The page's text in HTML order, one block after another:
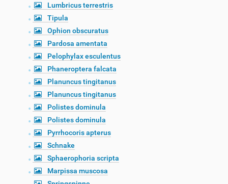
Lumbricus terrestris
Tipula
Ophion obscuratus
Pardosa amentata
Pelophylax esculentus
Phaneroptera falcata
Planuncus tingitanus
Planuncus tingitanus
Polistes dominula
Polistes dominula
Pyrrhocoris apterus
Schnake
Sphaerophoria scripta
Marpissa muscosa